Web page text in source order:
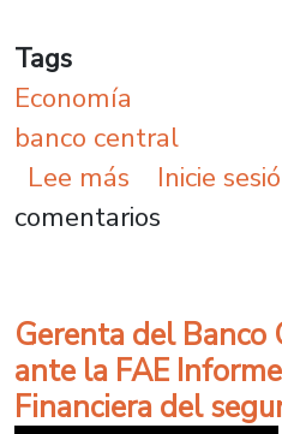
Tags
Economía
banco central
Lee más sobre
Inicie
comentarios
Gerenta del
ante la FAE
Financiera del